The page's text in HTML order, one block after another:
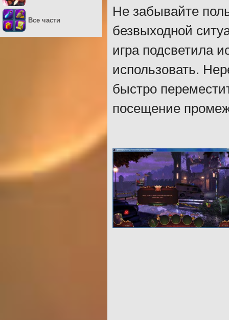
Не забывайте
безвыходной
игра подсветила
использовать.
быстро
посещение
Все части